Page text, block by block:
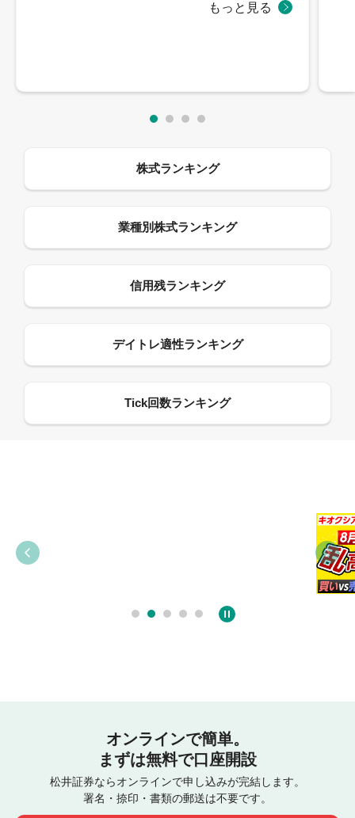
オンラインで簡単。
まずは無料で口座開設
松井証券ならオンラインで申し込みが完結します。
署名・捺印・書類の郵送は不要です。